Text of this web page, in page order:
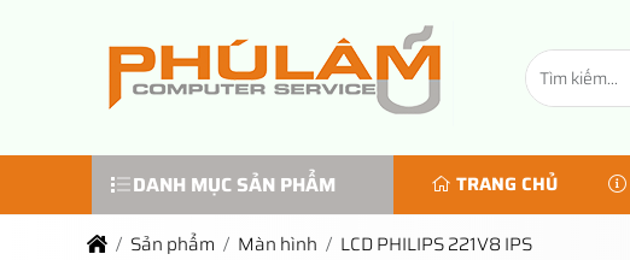
DANH MỤC SẢN PHẨM TRANG CHỦ
Sản phẩm Màn hình LCD PHILIPS 221V8 IPS